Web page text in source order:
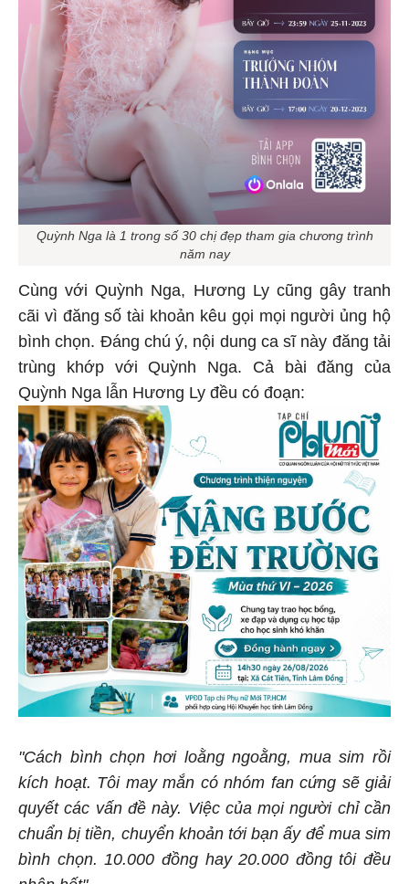
Quỳnh Nga là 1 trong số 30 chị đẹp tham gia chương trình
năm nay
Cùng với Quỳnh Nga, Hương Ly cũng gây tranh
cãi vì đăng số tài khoản kêu gọi mọi người ủng hộ
bình chọn. Đáng chú ý, nội dung ca sĩ này đăng tải
trùng khớp với Quỳnh Nga. Cả bài đăng của
Quỳnh Nga lẫn Hương Ly đều có đoạn:
"Cách bình chọn hơi loằng ngoằng, mua sim rồi
kích hoạt. Tôi may mắn có nhóm fan cứng sẽ giải
quyết các vấn đề này. Việc của mọi người chỉ cần
chuẩn bị tiền, chuyển khoản tới bạn ấy để mua sim
bình chọn. 10.000 đồng hay 20.000 đồng tôi đều